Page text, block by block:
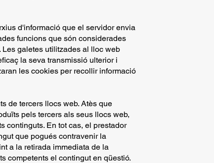
d'informació que el servidor envia
funcions que són considerades
galetes utilitzades al lloc web
la seva transmissió ulterior i
les cookies per recollir informació
de tercers llocs web. Atès que
pels tercers als seus llocs web,
continguts. En tot cas, el prestador
que pogués contravenir la
a la retirada immediata de la
competents el contingut en qüestió.